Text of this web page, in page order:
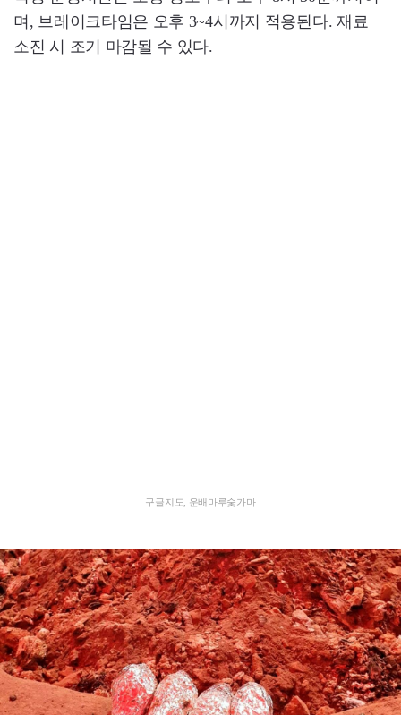
며, 브레이크타임은 오후 3~4시까지 적용된다. 재료
소진 시 조기 마감될 수 있다.
구글지도, 운배마루숯가마